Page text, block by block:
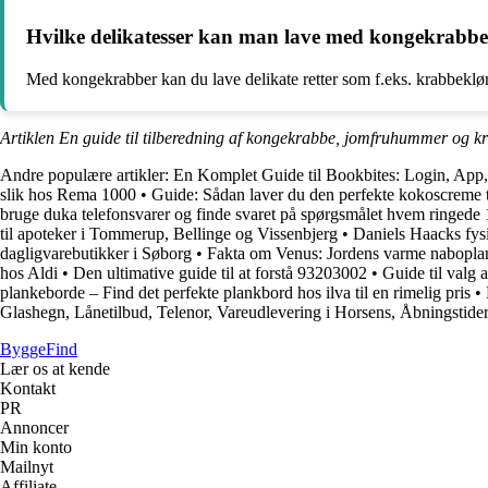
Hvilke delikatesser kan man lave med
Med kongekrabber kan du lave delikate retter som f.eks.
Artiklen En guide til tilberedning af kongekrabbe, jomfruhummer og
Andre populære artikler: En Komplet Guide til Bookbites: Login,
slik hos Rema 1000 • Guide: Sådan laver du den perfekte
bruge duka telefonsvarer og finde svaret på spørgsmålet hvem
til apoteker i Tommerup, Bellinge og Vissenbjerg • Daniels Haacks
dagligvarebutikker i Søborg • Fakta om Venus: Jordens varme
hos Aldi • Den ultimative guide til at forstå 93203002 • Guide til valg
plankeborde – Find det perfekte plankbord hos ilva til en rimelig pris •
Glashegn, Lånetilbud, Telenor, Vareudlevering i Horsens,
ByggeFind
Lær os at kende
Kontakt
PR
Annoncer
Min konto
Mailnyt